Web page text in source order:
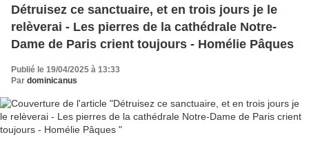
Détruisez ce sanctuaire, et en trois jours je le
relèverai - Les pierres de la cathédrale Notre-
Dame de Paris crient toujours - Homélie Pâques
Publié le 19/04/2025 à 13:33
Par dominicanus